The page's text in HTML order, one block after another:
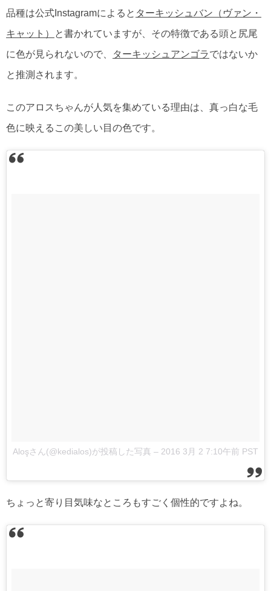
品種は公式Instagramによると ターキッシュバン（ヴァン・
キャット）
と書かれていますが、その特徴である頭と尻尾
に色が見られないので、
ターキッシュアンゴラではないか
と推測されます。
このアロスちゃんが人気を集めている理由は、真っ白な毛
色に映えるこの美しい目の色です。
Aloşさん(@kedialos)が投稿した写真 – 2016 3月 2 7:10午前 PST
ちょっと寄り目気味なところもすごく個性的ですよね。